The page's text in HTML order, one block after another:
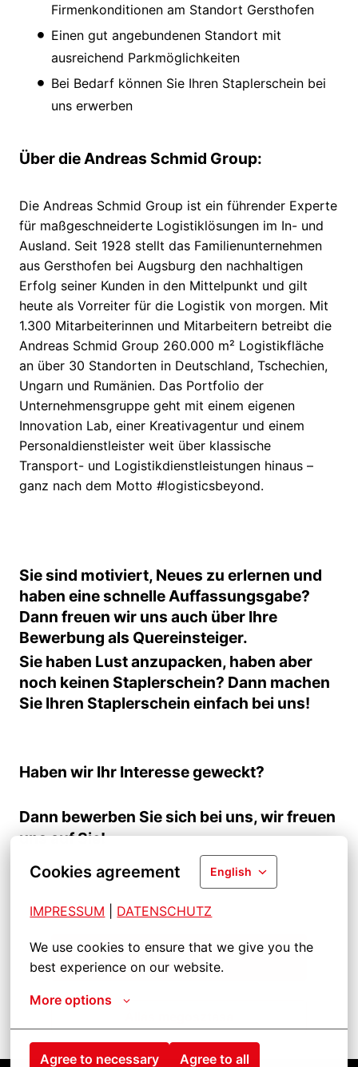
Cookies agreement English
IMPRESSUM DATENSCHUTZ
We use cookies to ensure that we give you the
best experience on our website.
More options
Agree to necessary Agree to all
Firmenkonditionen am Standort Gersthofen
Einen gut angebundenen Standort mit
ausreichend Parkmöglichkeiten
Bei Bedarf können Sie Ihren Staplerschein bei
uns erwerben
Über die Andreas Schmid Group:
Die Andreas Schmid Group ist ein führender Experte
für maßgeschneiderte Logistiklösungen im In- und
Ausland. Seit 1928 stellt das Familienunternehmen
aus Gersthofen bei Augsburg den nachhaltigen
Erfolg seiner Kunden in den Mittelpunkt und gilt
heute als Vorreiter für die Logistik von morgen. Mit
1.300 Mitarbeiterinnen und Mitarbeitern betreibt die
Andreas Schmid Group 260.000 m² Logistikfläche
an über 30 Standorten in Deutschland, Tschechien,
Ungarn und Rumänien. Das Portfolio der
Unternehmensgruppe geht mit einem eigenen
Innovation Lab, einer Kreativagentur und einem
Personaldienstleister weit über klassische
Transport- und Logistikdienstleistungen hinaus –
ganz nach dem Motto #logisticsbeyond.
Sie sind motiviert, Neues zu erlernen und
haben eine schnelle Auffassungsgabe?
Dann freuen wir uns auch über Ihre
Bewerbung als Quereinsteiger.
Sie haben Lust anzupacken, haben aber
noch keinen Staplerschein? Dann machen
Sie Ihren Staplerschein einfach bei uns!
Haben wir Ihr Interesse geweckt?
Dann bewerben Sie sich bei uns, wir freuen
uns auf Sie!
Jelentkezni